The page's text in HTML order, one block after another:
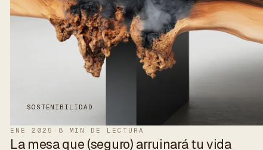
SOSTENIBILIDAD
ENE 2025 · 8 MIN DE LECTURA
La mesa que (seguro) arruinará tu vida